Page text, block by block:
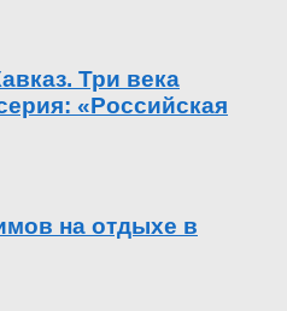
Три века
«Российская
на отдыхе в